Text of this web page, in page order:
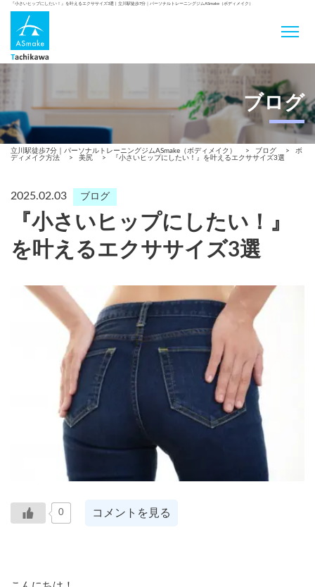
『小さいヒップにしたい！』を叶えるエクササイズ3選 | 立川駅徒歩7分｜パーソナルトレーニングジムASmake（ボディメイク）
ブログ
立川駅徒歩7分｜パーソナルトレーニングジムASmake（ボディメイク） > ブログ >
ボ
ディメイク方法
> 美尻 > 『小さいヒップにしたい！』を叶えるエクササイズ3選
2025.02.03 ブログ
『小さいヒップにしたい！』
を叶えるエクササイズ3選
0 コメントを見る